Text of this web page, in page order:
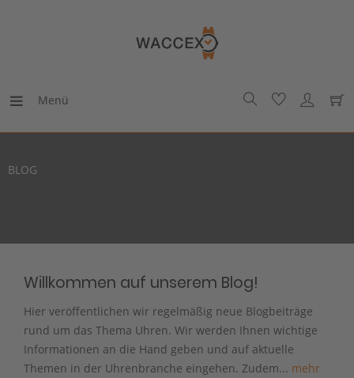
Menü
BLOG
Willkommen auf unserem Blog!
Hier veröffentlichen wir regelmäßig neue Blogbeiträge
rund um das Thema Uhren. Wir werden Ihnen wichtige
Informationen an die Hand geben und auf aktuelle
Themen in der Uhrenbranche eingehen. Zudem... mehr